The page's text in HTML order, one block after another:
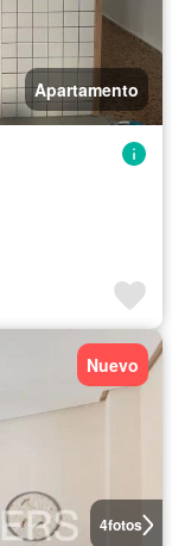
Apartamento
4fotos
Nuevo